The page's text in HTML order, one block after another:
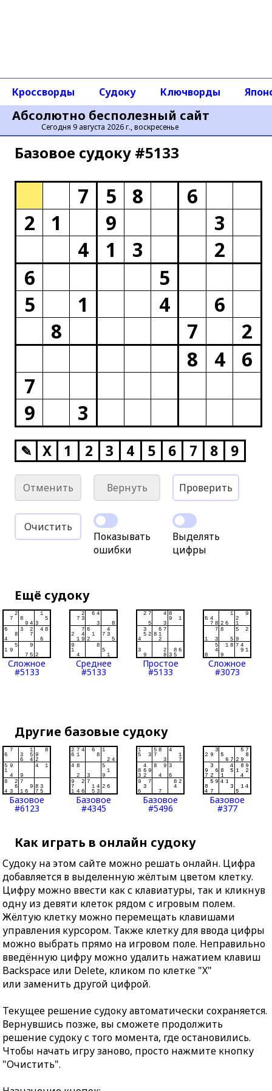
Абсолютно бесполезный сайт
Сегодня 9 августа 2026 г., воскресенье
Кроссворды Судоку Ключворды
Базовое cудоку #5133
7 5 8
6
2
1 9
3
4
1 3
2
6
5
5
1 4
6
8
7
2
8
4
6
7
9
3
✎ X 1 2 3 4 5 6 7 8 9
Отменить Вернуть Проверить
Очистить
Показывать
ошибки
Выделять
цифры
Ещё судоку
Сложное
#5133
Среднее
#5133
Простое
#5133
Сложное
#3073
Другие базовые судоку
Базовое
#6123
Базовое
#4345
Базовое
#5496
Базовое
#377
Как играть в онлайн судоку
Судоку на этом сайте можно решать онлайн. Цифра
добавляется в выделенную жёлтым цветом клетку.
Цифру можно ввести как с клавиатуры, так и кликнув
одну из девяти клеток рядом с игровым полем.
Жёлтую клетку можно перемещать клавишами
управления курсором. Также клетку для ввода цифры
можно выбрать прямо на игровом поле. Неправильно
введённую цифру можно удалить нажатием клавиш
Backspace или Delete, кликом по клетке "X"
или заменить другой цифрой.
Текущее решение судоку автоматически сохраняется.
Вернувшись позже, вы сможете продолжить
решение судоку с того момента, где остановились.
Чтобы начать игру заново, просто нажмите кнопку
"Очистить".